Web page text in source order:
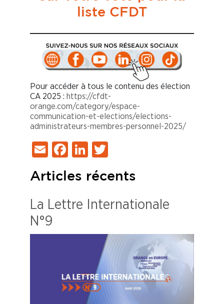
liste CFDT
Pour accéder à tous le contenu des élection
CA 2025 : https://cfdt-
orange.com/category/espace-
communication-et-elections/elections-
administrateurs-membres-personnel-2025/
EmailFacebook
LinkedIn
Articles récents
La Lettre Internationale
N°9